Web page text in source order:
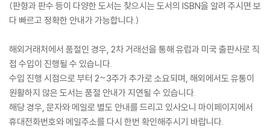
(판형과 판수 등이 다양한 도서는 찾으시는 도서의 ISBN을 알려 주시면 보
다 빠르고 정확한 안내가 가능합니다.)
해외거래처에서 품절인 경우, 2차 거래선을 통해 유럽과 미국 출판사로 직
접 수입이 진행될 수 있습니다.
수입 진행 시점으로 부터 2~3주가 추가로 소요되며, 해외에서도 유통이
원활하지 않은 도서는 품절 안내가 지연될 수 있습니다.
해당 경우, 문자와 메일로 별도 안내를 드리고 있사오니 마이페이지에서
휴대전화번호와 메일주소를 다시 한번 확인해주시기 바랍니다.